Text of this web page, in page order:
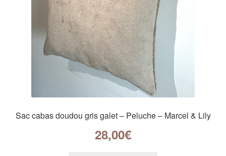
Sac cabas doudou gris galet – Peluche – Marcel & Lily
28,00€